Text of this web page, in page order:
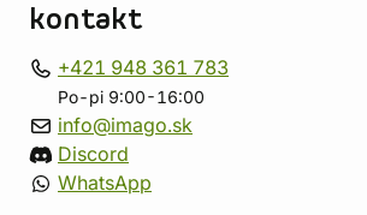
kontakt
+421 948 361 783
Po-pi 9:00-16:00
info@imago.sk
Discord
WhatsApp